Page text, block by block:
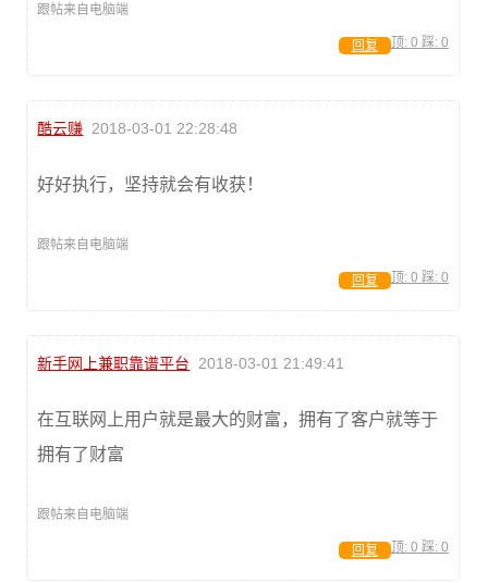
跟帖来自电脑端
顶: 0 踩: 0
回复
酷云赚 2018-03-01 22:28:48
好好执行，坚持就会有收获！
跟帖来自电脑端
顶: 0 踩: 0
回复
新手网上兼职靠谱平台 2018-03-01 21:49:41
在互联网上用户就是最大的财富，拥有了客户就等于
拥有了财富
跟帖来自电脑端
顶: 0 踩: 0
回复